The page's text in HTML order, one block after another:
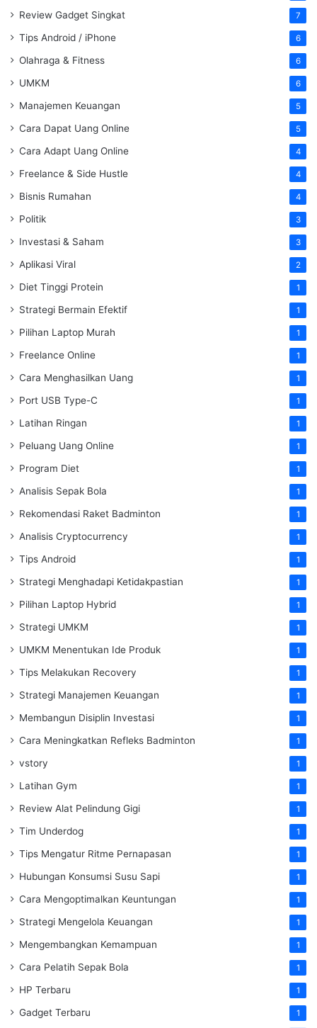
Review Gadget Singkat 7
Tips Android / iPhone 6
Olahraga & Fitness 6
UMKM 6
Manajemen Keuangan 5
Cara Dapat Uang Online 5
Cara Adapt Uang Online 4
Freelance & Side Hustle 4
Bisnis Rumahan 4
Politik 3
Investasi & Saham 3
Aplikasi Viral 2
Diet Tinggi Protein 1
Strategi Bermain Efektif 1
Pilihan Laptop Murah 1
Freelance Online 1
Cara Menghasilkan Uang 1
Port USB Type-C 1
Latihan Ringan 1
Peluang Uang Online 1
Program Diet 1
Analisis Sepak Bola 1
Rekomendasi Raket Badminton 1
Analisis Cryptocurrency 1
Tips Android 1
Strategi Menghadapi Ketidakpastian 1
Pilihan Laptop Hybrid 1
Strategi UMKM 1
UMKM Menentukan Ide Produk 1
Tips Melakukan Recovery 1
Strategi Manajemen Keuangan 1
Membangun Disiplin Investasi 1
Cara Meningkatkan Refleks Badminton 1
vstory 1
Latihan Gym 1
Review Alat Pelindung Gigi 1
Tim Underdog 1
Tips Mengatur Ritme Pernapasan 1
Hubungan Konsumsi Susu Sapi 1
Cara Mengoptimalkan Keuntungan 1
Strategi Mengelola Keuangan 1
Mengembangkan Kemampuan 1
Cara Pelatih Sepak Bola 1
HP Terbaru 1
Gadget Terbaru 1